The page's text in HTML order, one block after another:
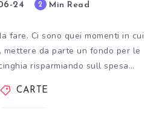
24 2 Min Read
fare. Ci sono quei momenti in cui
mettere da parte un fondo per le
risparmiando sull spesa…
CARTE